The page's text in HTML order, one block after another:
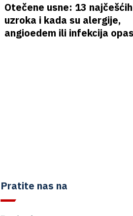
Otečene usne: 13 najčešćih
uzroka i kada su alergije,
angioedem ili infekcija
Pratite nas na